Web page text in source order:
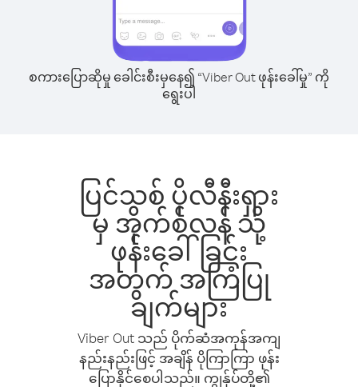
စကားပြောဆိုမှု ခေါင်းစီးမှနေ၍ “Viber Out ဖုန်းခေါ်မှု” ကို
ရွေးပါ
ပြင်သစ် ပိုလီနီးရှား
မှ အိုက်စ်လန် သို့
ဖုန်းခေါ်ခြင်း
အတွက် အကြံပြု
ချက်များ
Viber Out သည် ပိုက်ဆံအကုန်အကျ
နည်းနည်းဖြင့် အချိန် ပိုကြာကြာ ဖုန်း
ပြောနိုင်စေပါသည်။ ကျွန်ုပ်တို့၏